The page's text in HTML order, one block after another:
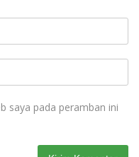
saya pada peramban ini